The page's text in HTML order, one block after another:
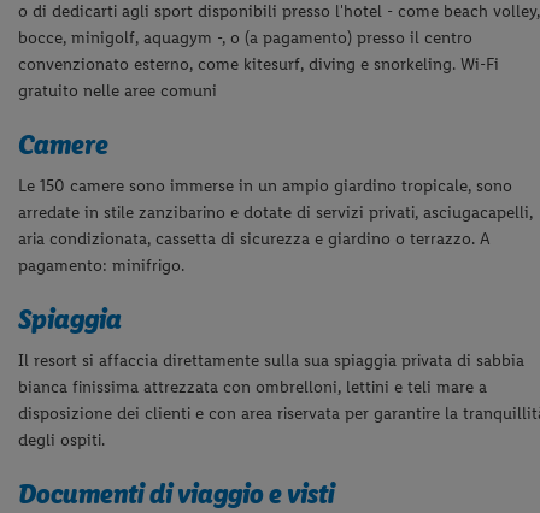
o di dedicarti agli sport disponibili presso l'hotel - come beach volley,
bocce, minigolf, aquagym -, o (apagamento) presso il centro
convenzionato esterno, come kitesurf, diving e snorkeling.Wi-Fi
gratuito nelle aree comuni
Camere
Le 150 camere sono immerse in un ampio giardino tropicale, sono
arredate in stilezanzibarino e dotate di servizi privati, asciugacapelli,
aria condizionata, cassetta di sicurezza e giardino o terrazzo.A
pagamento: minifrigo.
Spiaggia
Il resort si affaccia direttamente sulla sua spiaggia privata di sabbia
bianca finissima attrezzata con ombrelloni, lettini e teli mare a
disposizione dei clienti e con areariservata per garantire la
degli ospiti.
Documenti di viaggio e visti